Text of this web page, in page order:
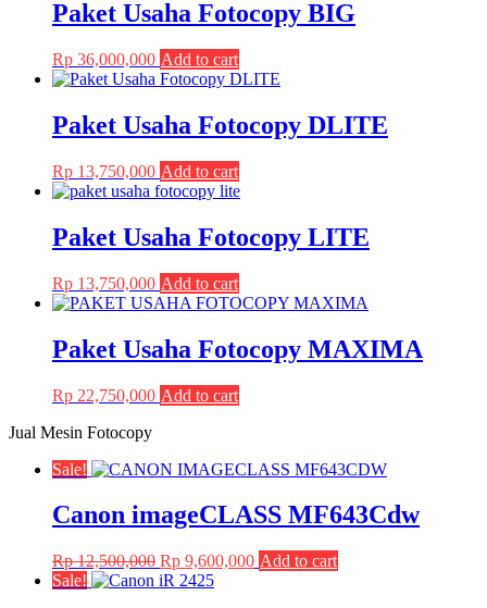
product
product
Paket Usaha Fotocopy BIG
Rp 36,000,000 Add to cart
Paket Usaha Fotocopy DLITE
Rp 13,750,000 Add to cart
Paket Usaha Fotocopy LITE
Rp 13,750,000 Add to cart
Paket Usaha Fotocopy MAXIMA
Rp 22,750,000 Add to cart
Jual Mesin Fotocopy
Sale!
Canon imageCLASS MF643Cdw
Rp12,500,000 Original
price
Rp 9,600,000Current
Add to cart
Sale!